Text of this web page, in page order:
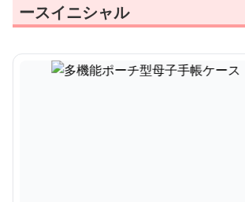
ースイニシャル